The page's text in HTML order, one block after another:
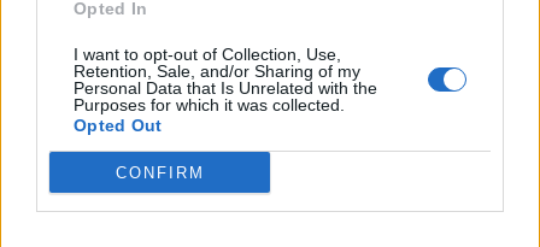
Opted In
I want to opt-out of Collection, Use,
Retention, Sale, and/or Sharing of my
Personal Data that Is Unrelated with the
Purposes for which it was collected.
Opted Out
CONFIRM
Altatógázos rablások Olaszországban
A kislány, akit nem védett meg senki –
Lyhanna története